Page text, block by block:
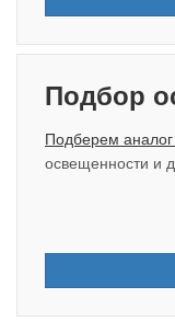
Подбор
Подберем
освещенности и